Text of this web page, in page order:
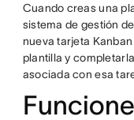
Cuando creas una
sistema de gestión
nueva tarjeta
plantilla y
asociada con esa